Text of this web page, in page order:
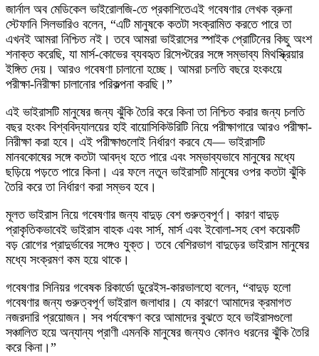
জার্নাল অব মেডিকেল ভাইরোলজি-তে প্রকাশিতেএই গবেষণার লেখক ব্রুনা
স্টেফানি সিলভারিও বলেন, “এটি মানুষকে কতটা সংক্রামিত করতে পারে তা
এখনই আমরা নিশ্চিত নই। তবে আমরা ভাইরাসের স্পাইক প্রোটিনের কিছু অংশ
শনাক্ত করেছি, যা মার্স-কোভের ব্যবহৃত রিসেপ্টরের সঙ্গে সম্ভাব্য মিথস্ক্রিয়ার
ইঙ্গিত দেয়। আরও গবেষণা চালানো হচ্ছে। আমরা চলতি বছরে হংকংয়ে
পরীক্ষা-নিরীক্ষা চালানোর পরিকল্পনা করছি।”
এই ভাইরাসটি মানুষের জন্য ঝুঁকি তৈরি করে কিনা তা নিশ্চিত করার জন্য চলতি
বছর হংকং বিশ্ববিদ্যালয়ের হাই বায়োসিকিউরিটি নিয়ে পরীক্ষাগারে আরও পরীক্ষা-
নিরীক্ষা করা হবে। এই পরীক্ষাগুলোই নির্ধারণ করবে যে— ভাইরাসটি
মানবকোষের সঙ্গে কতটা আবদ্ধ হতে পারে এবং সম্ভাব্যভাবে মানুষের মধ্যে
ছড়িয়ে পড়তে পারে কিনা। এর ফলে নতুন ভাইরাসটি মানুষের ওপর কতটা ঝুঁকি
তৈরি করে তা নির্ধারণ করা সম্ভব হবে।
মূলত ভাইরাস নিয়ে গবেষণার জন্য বাদুড় বেশ গুরুত্বপূর্ণ। কারণ বাদুড়
প্রাকৃতিকভাবেই ভাইরাস বাহক এবং সার্স, মার্স এবং ইবোলা-সহ বেশ কয়েকটি
বড় রোগের প্রাদুর্ভাবের সঙ্গেও যুক্ত। তবে বেশিরভাগ বাদুড়ের ভাইরাস মানুষের
মধ্যে সংক্রমণ কম হয়ে থাকে।
গবেষণার সিনিয়র গবেষক রিকার্ডো ডুরেইস-কারভালহো বলেন, “বাদুড় হলো
গবেষণার জন্য গুরুত্বপূর্ণ ভাইরাল জলাধার। যে কারণে আমাদের ক্রমাগত
নজরদারি প্রয়োজন। সব পর্যবেক্ষণ করে আমাদের বুঝতে হবে ভাইরাসগুলো
সঞ্চালিত হয়ে অন্যান্য প্রাণী এমনকি মানুষের জন্যও কোনও ধরনের ঝুঁকি তৈরি
করে কিনা।”